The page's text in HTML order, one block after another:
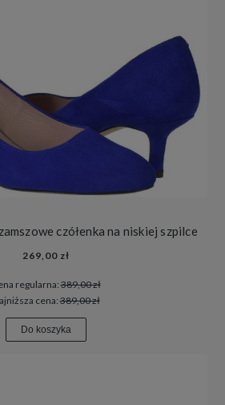
czółenka na niskiej szpilce
269,00 zł
regularna:389,00 zł
cena:389,00 zł
Do koszyka